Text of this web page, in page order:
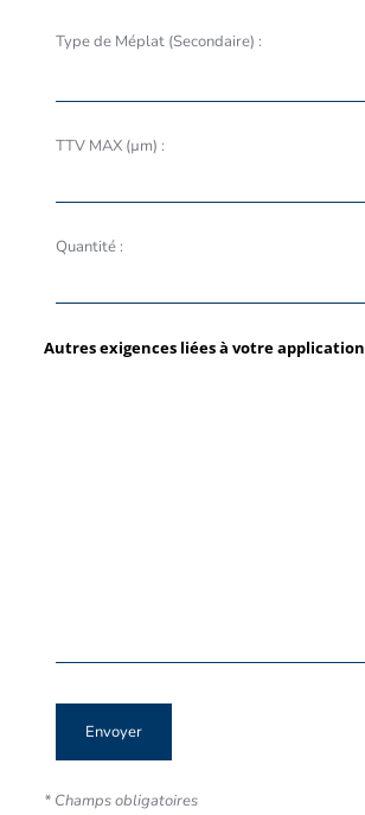
Type de Méplat (Secondaire) :
TTV MAX (µm) :
Quantité :
Autres exigences liées à votre application
* Champs obligatoires